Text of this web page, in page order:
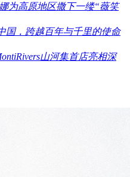
为高原地区撒下一缕“薇笑
国，跨越百年与千里的使命
山河集首店亮相深